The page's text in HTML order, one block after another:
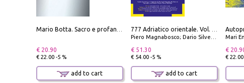
€ 20.90
€ 22.00 -5 %
add to cart
Piero Magnabosco; Dario Silvestro; Marco Sbrizzi
€ 51.30
€ 54.00 -5 %
add to cart
Mari
€
€